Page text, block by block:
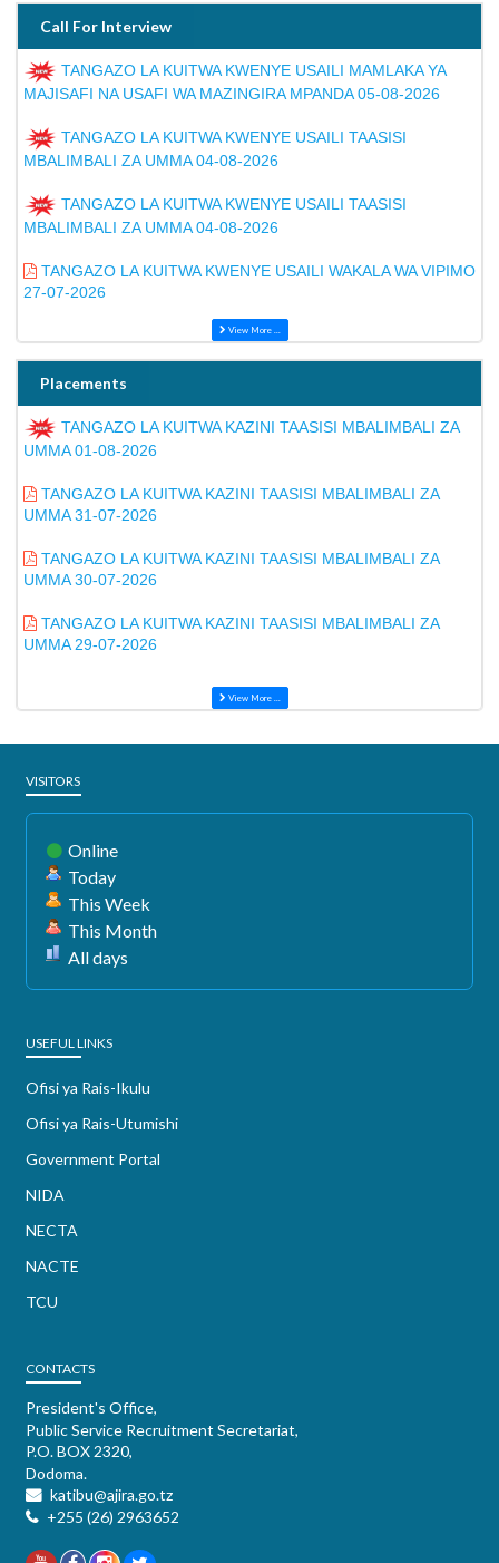
Call For Interview
TANGAZO LA KUITWA KWENYE USAILI MAMLAKA YA
MAJISAFI NA USAFI WA MAZINGIRA MPANDA 05-08-2026
TANGAZO LA KUITWA KWENYE USAILI TAASISI
MBALIMBALI ZA UMMA 04-08-2026
TANGAZO LA KUITWA KWENYE USAILI TAASISI
MBALIMBALI ZA UMMA 04-08-2026
TANGAZO LA KUITWA KWENYE USAILI WAKALA WA VIPIMO
27-07-2026
View More ...
Placements
TANGAZO LA KUITWA KAZINI TAASISI MBALIMBALI ZA
UMMA 01-08-2026
TANGAZO LA KUITWA KAZINI TAASISI MBALIMBALI ZA
UMMA 31-07-2026
TANGAZO LA KUITWA KAZINI TAASISI MBALIMBALI ZA
UMMA 30-07-2026
TANGAZO LA KUITWA KAZINI TAASISI MBALIMBALI ZA
UMMA 29-07-2026
View More ...
VISITORS
Online
Today
This Week
This Month
All days
USEFUL LINKS
Ofisi ya Rais-Ikulu
Ofisi ya Rais-Utumishi
Government Portal
NIDA
NECTA
NACTE
TCU
CONTACTS
President's Office,
Public Service Recruitment Secretariat,
P.O. BOX 2320,
Dodoma.
katibu@ajira.go.tz
+255 (26) 2963652